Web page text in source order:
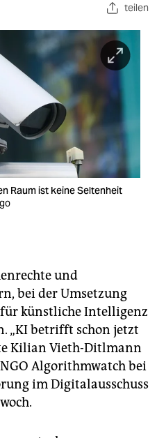
teilen
Raum ist keine Seltenheit
und
bei der Umsetzung
künstliche Intelligenz
„KI betrifft schon jetzt
Kilian Vieth-Ditlmann
Algorithmwatch bei
im Digitalausschuss